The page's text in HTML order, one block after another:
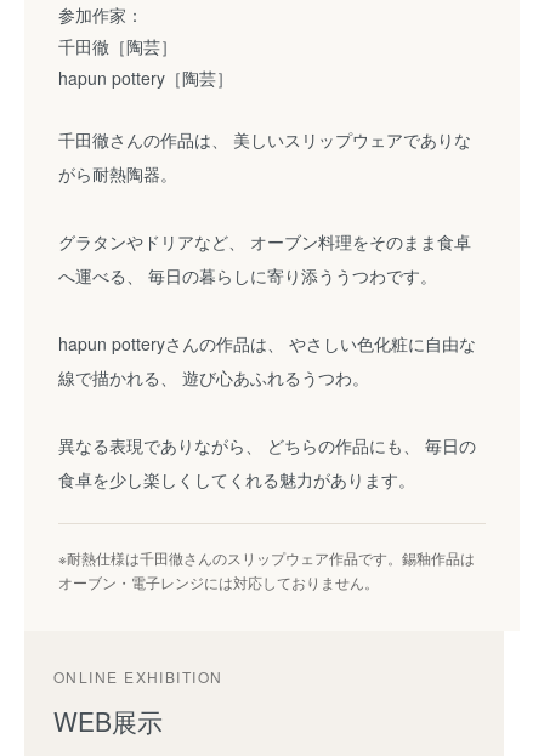
参加作家：
千田徹［陶芸］
hapun pottery［陶芸］
千田徹さんの作品は、 美しいスリップウェアでありな
がら耐熱陶器。
グラタンやドリアなど、 オーブン料理をそのまま食卓
へ運べる、 毎日の暮らしに寄り添ううつわです。
hapun potteryさんの作品は、 やさしい色化粧に自由な
線で描かれる、 遊び心あふれるうつわ。
異なる表現でありながら、 どちらの作品にも、 毎日の
食卓を少し楽しくしてくれる魅力があります。
※耐熱仕様は千田徹さんのスリップウェア作品です。錫釉作品は
オーブン・電子レンジには対応しておりません。
ONLINE EXHIBITION
WEB展示